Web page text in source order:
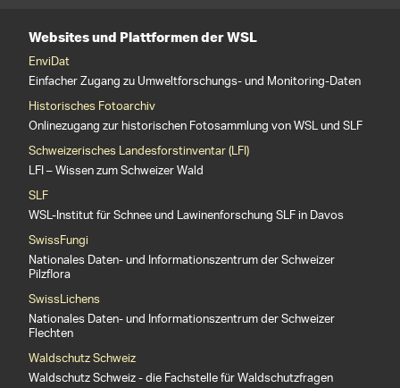
Websites und Plattformen der WSL
EnviDat
Einfacher Zugang zu Umweltforschungs- und Monitoring-Daten
Historisches Fotoarchiv
Onlinezugang zur historischen Fotosammlung von WSL und SLF
Schweizerisches Landesforstinventar (LFI)
LFI – Wissen zum Schweizer Wald
SLF
WSL-Institut für Schnee und Lawinenforschung SLF in Davos
SwissFungi
Nationales Daten- und Informationszentrum der Schweizer
Pilzflora
SwissLichens
Nationales Daten- und Informationszentrum der Schweizer
Flechten
Waldschutz Schweiz
Waldschutz Schweiz - die Fachstelle für Waldschutzfragen